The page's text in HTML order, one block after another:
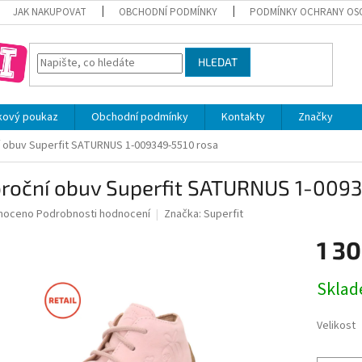
JAK NAKUPOVAT OBCHODNÍ PODMÍNKY PODMÍNKY OCHRANY
HLEDAT
poukaz Obchodní podmínky Kontakty
Značky
Superfit SATURNUS 1-009349-5510 rosa
obuv Superfit SATURNUS 1-
Podrobnosti hodnocení Značka: Superfit
1
cena:
Velikost